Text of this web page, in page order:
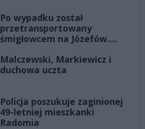
Po wypadku został
przetransportowany
śmigłowcem na Józefów.
Malczewski, Markiewicz i
duchowa uczta
Policja poszukuje zaginionej
49-letniej mieszkanki
Radomia